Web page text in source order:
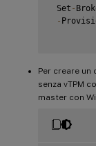
Set -
-
Per creare un
senza vTPM
master con